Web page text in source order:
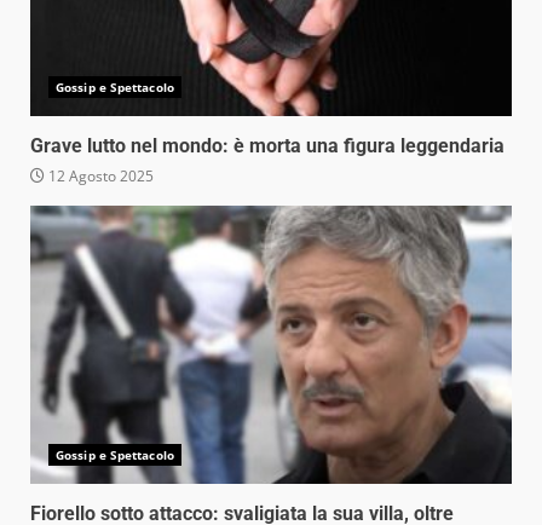
Gossip e Spettacolo
Grave lutto nel mondo: è morta una figura leggendaria
12 Agosto 2025
Gossip e Spettacolo
Fiorello sotto attacco: svaligiata la sua villa, oltre